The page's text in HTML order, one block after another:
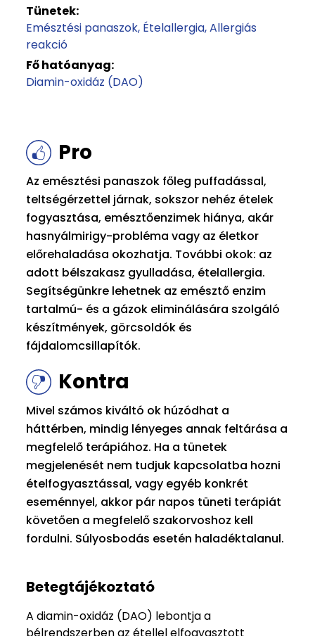
Tünetek:
Emésztési panaszok Ételallergia Allergiás
reakció
Fő hatóanyag:
Diamin-oxidáz (DAO)
Pro
Az emésztési panaszok főleg puffadással,
teltségérzettel járnak, sokszor nehéz ételek
fogyasztása, emésztőenzimek hiánya, akár
hasnyálmirigy-probléma vagy az életkor
előrehaladása okozhatja. További okok: az
adott bélszakasz gyulladása, ételallergia.
Segítségünkre lehetnek az emésztő enzim
tartalmú- és a gázok eliminálására szolgáló
készítmények, görcsoldók és
fájdalomcsillapítók.
Kontra
Mivel számos kiváltó ok húzódhat a
háttérben, mindig lényeges annak feltárása a
megfelelő terápiához. Ha a tünetek
megjelenését nem tudjuk kapcsolatba hozni
ételfogyasztással, vagy egyéb konkrét
eseménnyel, akkor pár napos tüneti terápiát
követően a megfelelő szakorvoshoz kell
fordulni. Súlyosbodás esetén haladéktalanul.
Betegtájékoztató
A diamin-oxidáz (DAO) lebontja a